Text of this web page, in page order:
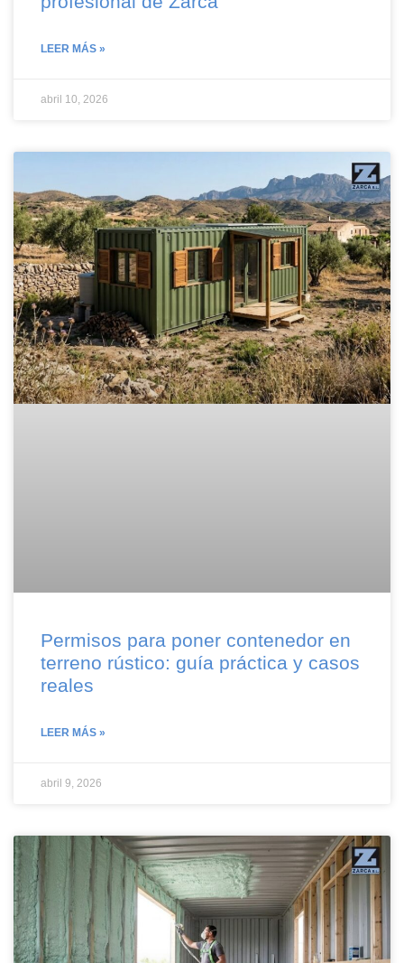
LEER MÁS »
abril 10, 2026
Permisos para poner contenedor en
terreno rústico: guía práctica y casos
reales
LEER MÁS »
abril 9, 2026